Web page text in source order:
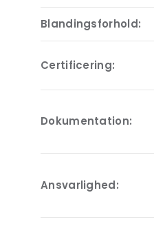
Blandingsforhold:
Certificering:
Dokumentation:
Ansvarlighed: